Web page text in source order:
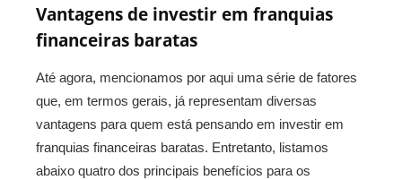
Vantagens de investir em franquias
financeiras baratas
Até agora, mencionamos por aqui uma série de fatores
que, em termos gerais, já representam diversas
vantagens para quem está pensando em investir em
franquias financeiras baratas. Entretanto, listamos
abaixo quatro dos principais benefícios para os